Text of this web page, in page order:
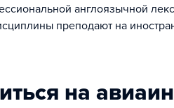
англоязычной
преподают на
на